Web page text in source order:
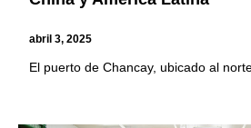
abril 3, 2025
El puerto de Chancay, ubicado al